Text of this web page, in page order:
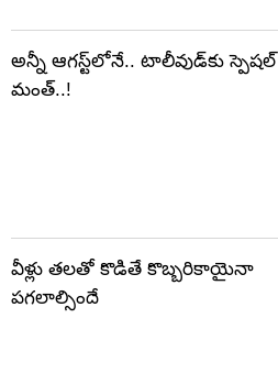
అన్నీ ఆగస్ట్‌లోనే.. టాలీవుడ్‌కు స్పెషల్
మంత్..!
వీళ్లు తలతో కొడితే కొబ్బరికాయైనా
పగలాల్సిందే